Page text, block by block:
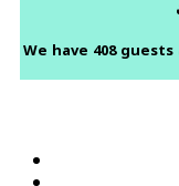
We have 408